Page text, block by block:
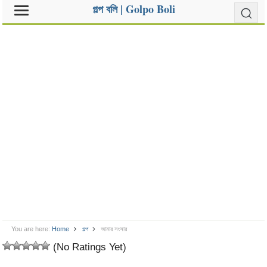
গল্প বলি | Golpo Boli
You are here: Home গল্প আমার সংসার
(No Ratings Yet)